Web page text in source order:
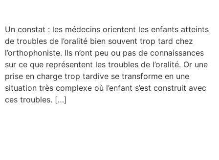
Un constat : les médecins orientent les enfants atteints
de troubles de l’oralité bien souvent trop tard chez
l’orthophoniste. Ils n’ont peu ou pas de connaissances
sur ce que représentent les troubles de l’oralité. Or une
prise en charge trop tardive se transforme en une
situation très complexe où l’enfant s’est construit avec
ces troubles. […]